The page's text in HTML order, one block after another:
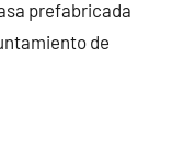
prefabricada
de